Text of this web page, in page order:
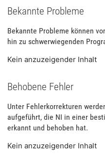
Bekannte Probleme
Bekannte Probleme können
hin zu schwerwiegenden
Kein anzuzeigender Inhalt
Behobene Fehler
Unter Fehlerkorrekturen
aufgeführt, die NI in einer
erkannt und behoben hat.
Kein anzuzeigender Inhalt